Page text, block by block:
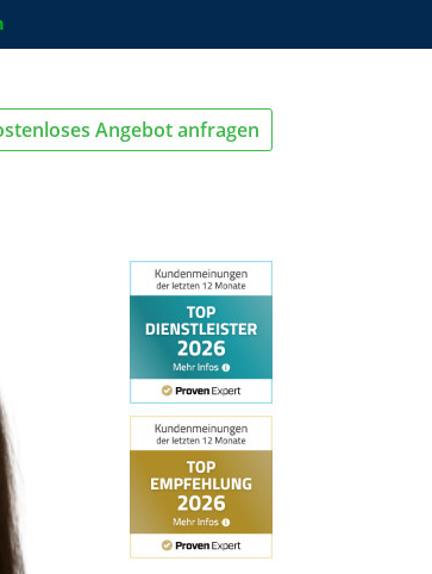
Angebot anfragen